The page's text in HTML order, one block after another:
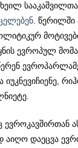
. წერილში
ევროპულ
აიღო დაეცვა